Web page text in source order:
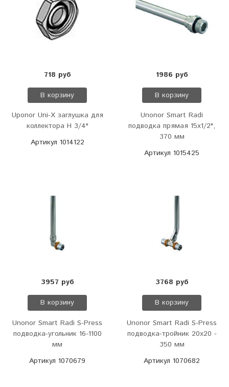
718 руб
В корзину
Uponor Uni-Х заглушка для
коллектора Н 3/4"
Артикул 1014122
1986 руб
В корзину
Unonor Smart Radi
подводка прямая 15х1/2",
370 мм
Артикул 1015425
3957 руб
В корзину
Unonor Smart Radi S-Press
подводка-угольник 16-1100
мм
Артикул 1070679
3768 руб
В корзину
Unonor Smart Radi S-Press
подводка-тройник 20х20 -
350 мм
Артикул 1070682